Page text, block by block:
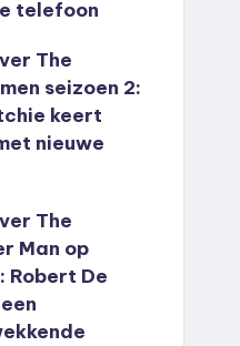
telefoon
The
seizoen 2:
keert
nieuwe
The
Man op
Robert De